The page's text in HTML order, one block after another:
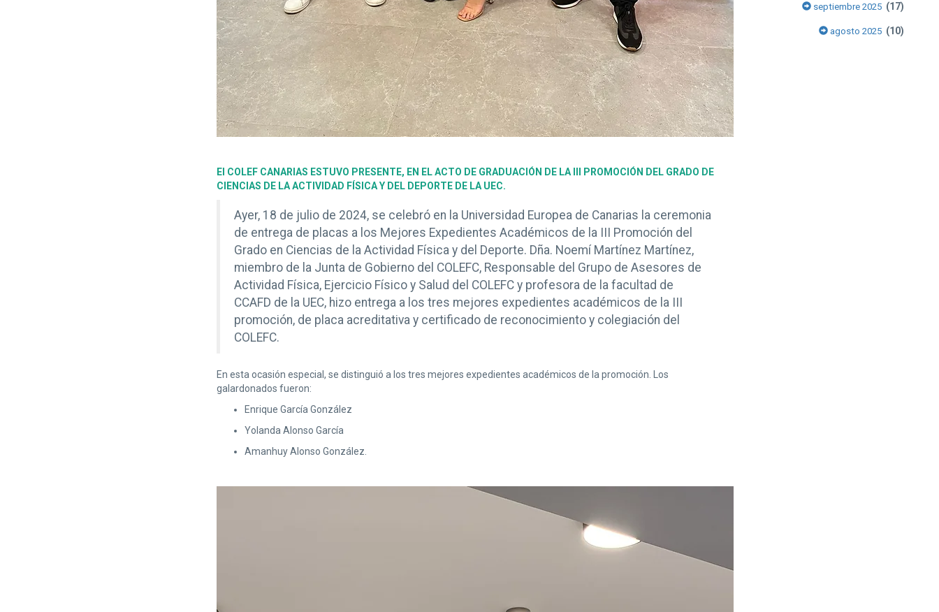
El COLEF CANARIAS ESTUVO PRESENTE, EN EL ACTO DE GRADUACIÓN DE LA III PROMOCIÓN DEL GRADO DE
CIENCIAS DE LA ACTIVIDAD FÍSICA Y DEL DEPORTE DE LA UEC.
Ayer, 18 de julio de 2024, se celebró en la Universidad Europea de Canarias la ceremonia
de entrega de placas a los Mejores Expedientes Académicos de la III Promoción del
Grado en Ciencias de la Actividad Física y del Deporte. Dña. Noemí Martínez Martínez,
miembro de la Junta de Gobierno del COLEFC, Responsable del Grupo de Asesores de
Actividad Física, Ejercicio Físico y Salud del COLEFC y profesora de la facultad de
CCAFD de la UEC, hizo entrega a los tres mejores expedientes académicos de la III
promoción, de placa acreditativa y certificado de reconocimiento y colegiación del
COLEFC.
En esta ocasión especial, se distinguió a los tres mejores expedientes académicos de la promoción. Los
galardonados fueron:
Enrique García González
Yolanda Alonso García
Amanhuy Alonso González.
septiembre 2025 (17)
agosto 2025 (10)